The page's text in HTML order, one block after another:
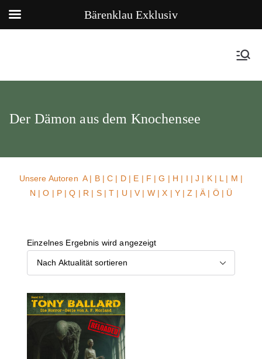
Der Dämon aus dem Knochensee
Unsere AutorenA| B|C | D| E | F |G | H | I |J | K| L | M |
N |O | P|Q | R | S|T | U | V | W| X | Y | Z | Ä | Ö | Ü
Einzelnes Ergebnis wird angezeigt
Bärenklau Exklusiv